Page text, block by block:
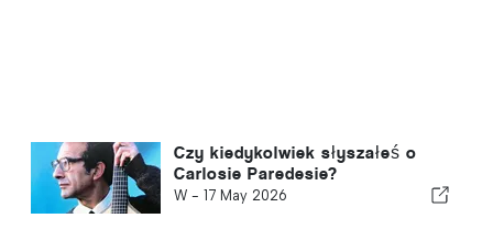
Czy kiedykolwiek słyszałeś o
Carlosie Paredesie?
W - 17 May 2026